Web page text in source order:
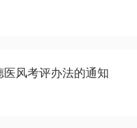
风考评办法的通知